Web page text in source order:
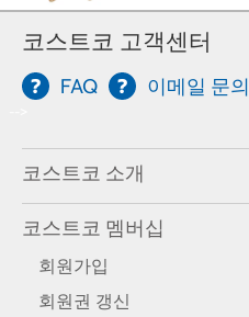
코스트코 고객센터
FAQ 이메일 문의
코스트코 소개
코스트코 멤버십
회원가입
회원권 갱신